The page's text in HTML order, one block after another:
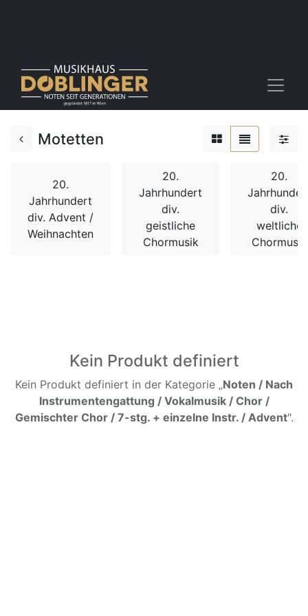
Motetten
20.
Jahrhundert
div. Advent /
Weihnachten
20.
Jahrhundert
div.
geistliche
Chormusik
20.
div.
weltliche
Chormusik
Kein Produkt definiert
Kein Produkt definiert in der Kategorie „Noten / Nach
Instrumentengattung / Vokalmusik / Chor /
Gemischter Chor / 7-stg. + einzelne Instr. / Advent".